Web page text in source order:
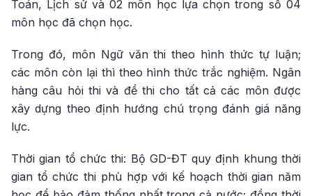
Toán, Lịch sử và 02 môn học lựa chọn trong số 04
môn học đã chọn học.
Trong đó, môn Ngữ văn thi theo hình thức tự luận;
các môn còn lại thì theo hình thức trắc nghiệm. Ngân
hàng câu hỏi thi và đề thi cho tất cả các môn được
xây dựng theo định hướng chú trọng đánh giá năng
lực.
Thời gian tổ chức thi: Bộ GD-ĐT quy định khung thời
gian tổ chức thi phù hợp với kế hoạch thời gian năm